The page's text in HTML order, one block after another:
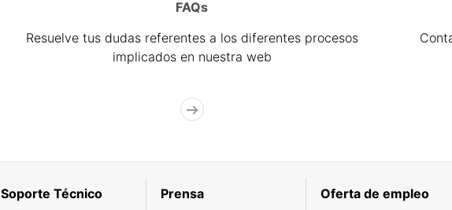
FAQs
Resuelve tus dudas referentes a los diferentes procesos
implicados en nuestra web
Soporte Técnico Prensa Oferta de empleo